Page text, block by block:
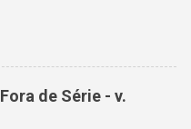
de Série - v.